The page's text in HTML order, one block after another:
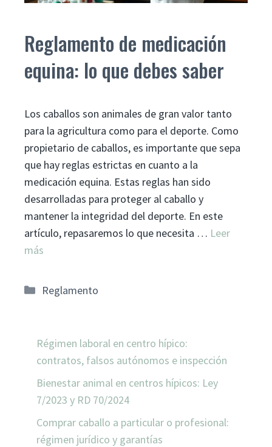
Reglamento de medicación
equina: lo que debes saber
Los caballos son animales de gran valor tanto
para la agricultura como para el deporte. Como
propietario de caballos, es importante que sepa
que hay reglas estrictas en cuanto a la
medicación equina. Estas reglas han sido
desarrolladas para proteger al caballo y
mantener la integridad del deporte. En este
artículo, repasaremos lo que necesita … Leer
más
Categorías
Reglamento
Régimen laboral en centro hípico:
contratos, falsos autónomos e inspección
Bienestar animal en centros hípicos: Ley
7/2023 y RD 70/2024
Comprar caballo a particular o profesional:
régimen jurídico y garantías